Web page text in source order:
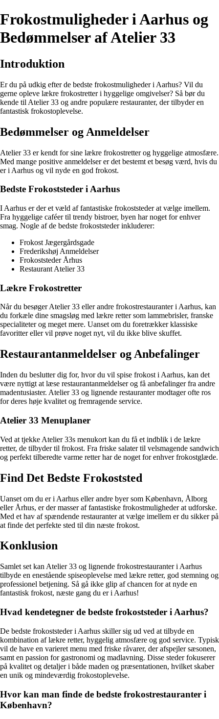
Frokostmuligheder i Aarhus og
Bedømmelser af Atelier 33
Introduktion
Er du på udkig efter de bedste frokostmuligheder i Aarhus? Vil du
gerne opleve lækre frokostretter i hyggelige omgivelser? Så bør du
kende til Atelier 33 og andre populære restauranter, der tilbyder en
fantastisk frokostoplevelse.
Bedømmelser og Anmeldelser
Atelier 33 er kendt for sine lækre frokostretter og hyggelige atmosfære.
Med mange positive anmeldelser er det bestemt et besøg værd, hvis du
er i Aarhus og vil nyde en god frokost.
Bedste Frokoststeder i Aarhus
I Aarhus er der et væld af fantastiske frokoststeder at vælge imellem.
Fra hyggelige caféer til trendy bistroer, byen har noget for enhver
smag. Nogle af de bedste frokoststeder inkluderer:
Frokost Jægergårdsgade
Frederikshøj Anmeldelser
Frokoststeder Århus
Restaurant Atelier 33
Lækre Frokostretter
Når du besøger Atelier 33 eller andre frokostrestauranter i Aarhus, kan
du forkæle dine smagsløg med lækre retter som lammebrisler, franske
specialiteter og meget mere. Uanset om du foretrækker klassiske
favoritter eller vil prøve noget nyt, vil du ikke blive skuffet.
Restaurantanmeldelser og Anbefalinger
Inden du beslutter dig for, hvor du vil spise frokost i Aarhus, kan det
være nyttigt at læse restaurantanmeldelser og få anbefalinger fra andre
madentusiaster. Atelier 33 og lignende restauranter modtager ofte ros
for deres høje kvalitet og fremragende service.
Atelier 33 Menuplaner
Ved at tjekke Atelier 33s menukort kan du få et indblik i de lækre
retter, de tilbyder til frokost. Fra friske salater til velsmagende sandwich
og perfekt tilberedte varme retter har de noget for enhver frokostglæde.
Find Det Bedste Frokoststed
Uanset om du er i Aarhus eller andre byer som København, Ålborg
eller Århus, er der masser af fantastiske frokostmuligheder at udforske.
Med et hav af spændende restauranter at vælge imellem er du sikker på
at finde det perfekte sted til din næste frokost.
Konklusion
Samlet set kan Atelier 33 og lignende frokostrestauranter i Aarhus
tilbyde en enestående spiseoplevelse med lækre retter, god stemning og
professionel betjening. Så gå ikke glip af chancen for at nyde en
fantastisk frokost, næste gang du er i Aarhus!
Hvad kendetegner de bedste frokoststeder i Aarhus?
De bedste frokoststeder i Aarhus skiller sig ud ved at tilbyde en
kombination af lækre retter, hyggelig atmosfære og god service. Typisk
vil de have en varieret menu med friske råvarer, der afspejler sæsonen,
samt en passion for gastronomi og madlavning. Disse steder fokuserer
på kvalitet og detaljer i både maden og præsentationen, hvilket skaber
en unik og mindeværdig frokostoplevelse.
Hvor kan man finde de bedste frokostrestauranter i
København?